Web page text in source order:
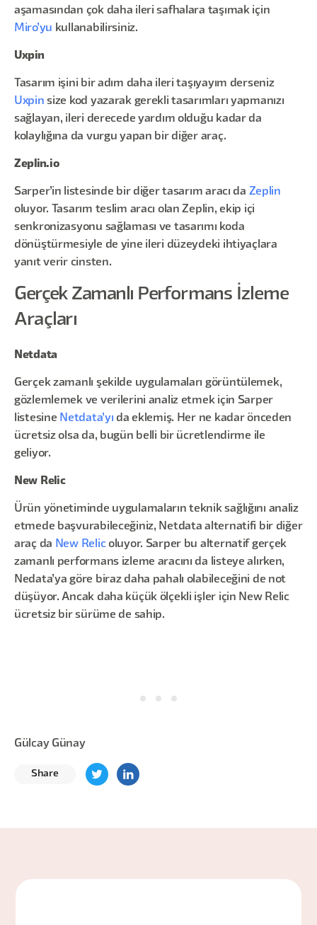
aşamasından çok daha ileri safhalara taşımak için
Miro’yu kullanabilirsiniz.
Uxpin
Tasarım işini bir adım daha ileri taşıyayım derseniz
Uxpin size kod yazarak gerekli tasarımları yapmanızı
sağlayan, ileri derecede yardım olduğu kadar da
kolaylığına da vurgu yapan bir diğer araç.
Zeplin.io
Sarper’in listesinde bir diğer tasarım aracı da Zeplin
oluyor. Tasarım teslim aracı olan Zeplin, ekip içi
senkronizasyonu sağlaması ve tasarımı koda
dönüştürmesiyle de yine ileri düzeydeki ihtiyaçlara
yanıt verir cinsten.
Gerçek Zamanlı Performans İzleme
Araçları
Netdata
Gerçek zamanlı şekilde uygulamaları görüntülemek,
gözlemlemek ve verilerini analiz etmek için Sarper
listesine Netdata’yı da eklemiş. Her ne kadar önceden
ücretsiz olsa da, bugün belli bir ücretlendirme ile
geliyor.
New Relic
Ürün yönetiminde uygulamaların teknik sağlığını analiz
etmede başvurabileceğiniz, Netdata alternatifi bir diğer
araç da New Relicoluyor. Sarper bu alternatif gerçek
zamanlı performans izleme aracını da listeye alırken,
Nedata’ya göre biraz daha pahalı olabileceğini de not
düşüyor. Ancak daha küçük ölçekli işler için New Relic
ücretsiz bir sürüme de sahip.
Gülcay Günay
Share